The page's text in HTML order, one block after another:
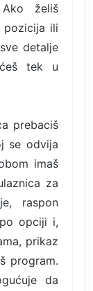
želiš
ili
detalje
tek u
prebaciš
se odvija
imaš
za
raspon
opciji i,
prikaz
program.
da